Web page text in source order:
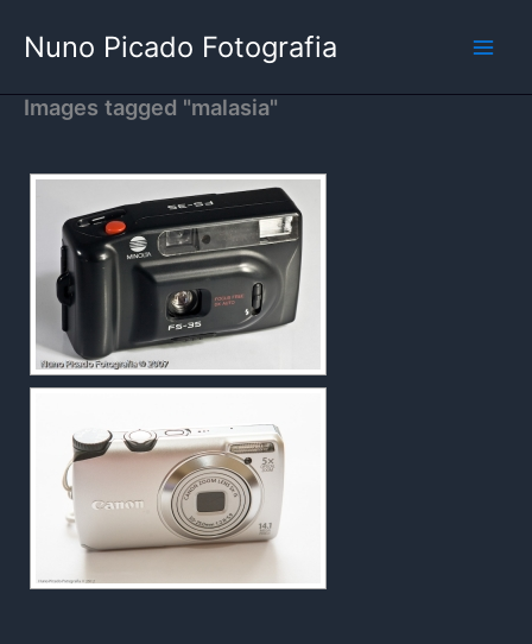
Nuno Picado Fotografia
Images tagged "malasia"